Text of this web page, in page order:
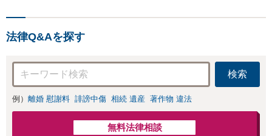
お店の風評被害対
応可：開示請求の
意見照会が来たと
きの対処法、被害
者との示談交渉
法律Q&Aを探す
検索
例） 離婚 慰謝料 誹謗中傷 相続 遺産 著作物 違法
無料法律相談